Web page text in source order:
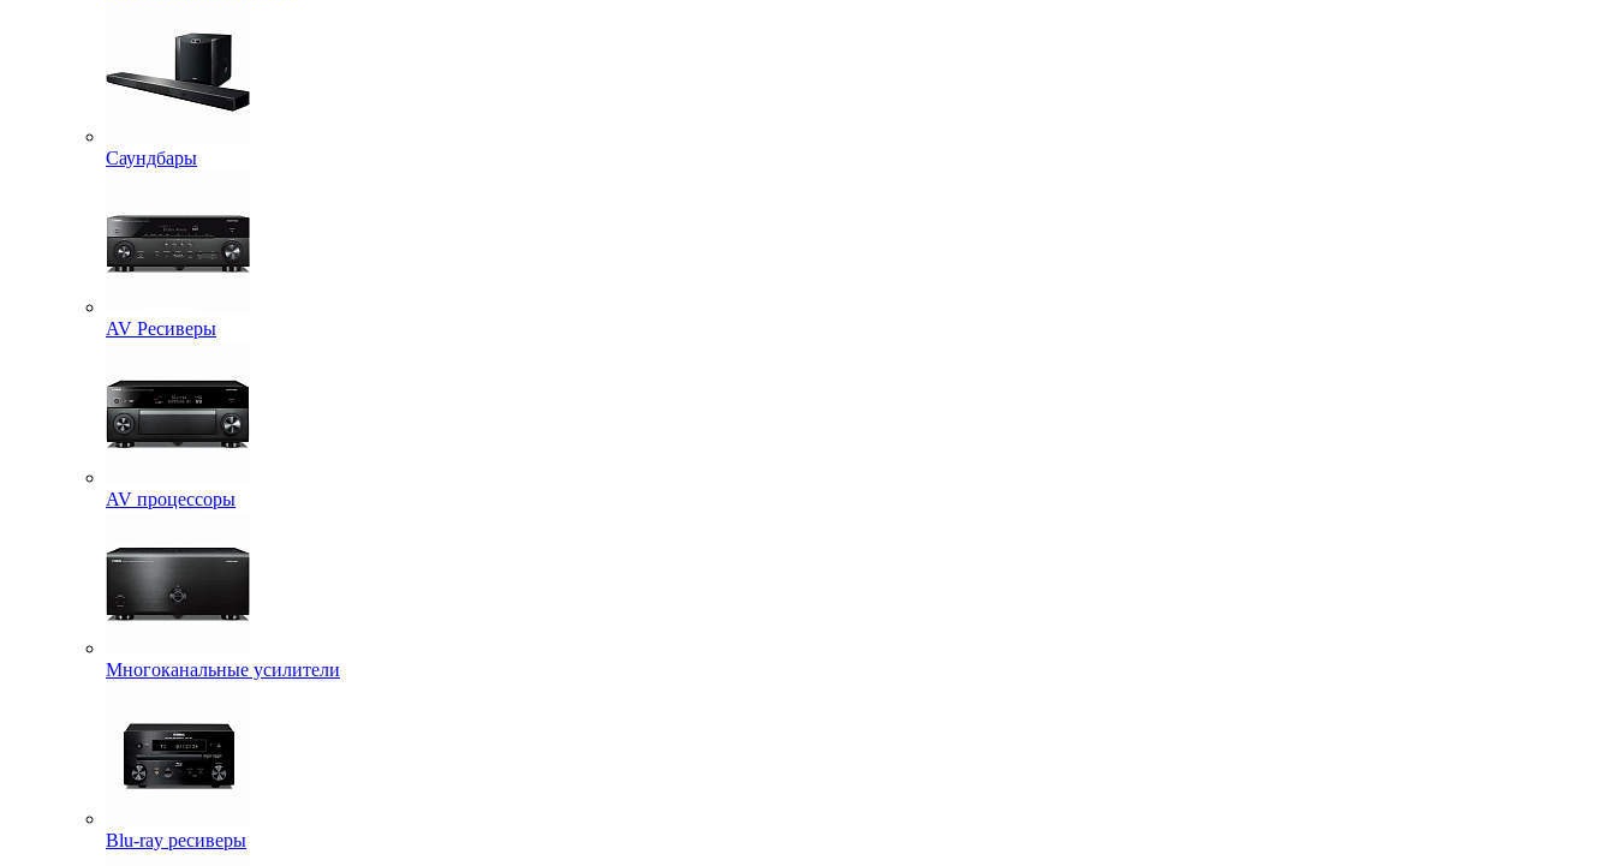
Саундбары
AV Ресиверы
AV процессоры
Многоканальные усилители
Blu-ray ресиверы